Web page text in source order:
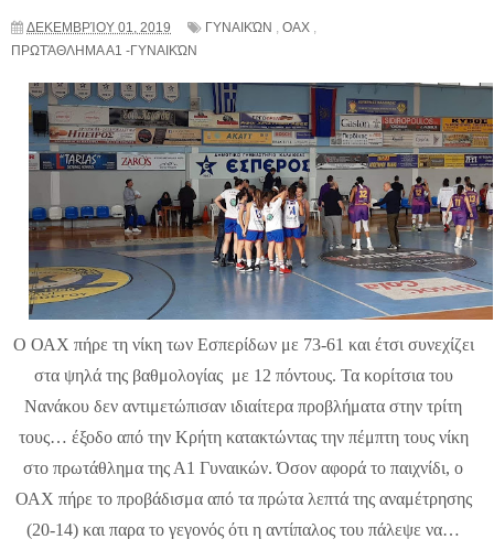
ΔΕΚΕΜΒΡΊΟΥ 01, 2019 ΓΥΝΑΙΚΏΝ , ΟΑΧ ,
ΠΡΩΤΆΘΛΗΜΑ Α1 -ΓΥΝΑΙΚΏΝ
Ο ΟΑΧ πήρε τη νίκη των Εσπερίδων με 73-61 και έτσι συνεχίζει
στα ψηλά της βαθμολογίας με 12 πόντους. Τα κορίτσια του
Νανάκου δεν αντιμετώπισαν ιδιαίτερα προβλήματα στην τρίτη
τους… έξοδο από την Κρήτη κατακτώντας την πέμπτη τους νίκη
στο πρωτάθλημα της Α1 Γυναικών. Όσον αφορά το παιχνίδι, ο
ΟΑΧ πήρε το προβάδισμα από τα πρώτα λεπτά της αναμέτρησης
(20-14) και παρα το γεγονός ότι η αντίπαλος του πάλεψε να…